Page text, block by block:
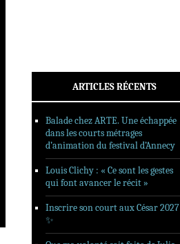
ARTICLES RÉCENTS
Balade chez ARTE. Une échappée
dans les courts métrages
d’animation du festival d’Annecy
Louis Clichy : « Ce sont les gestes
qui font avancer le récit »
Inscrire son court aux César 2027
✨